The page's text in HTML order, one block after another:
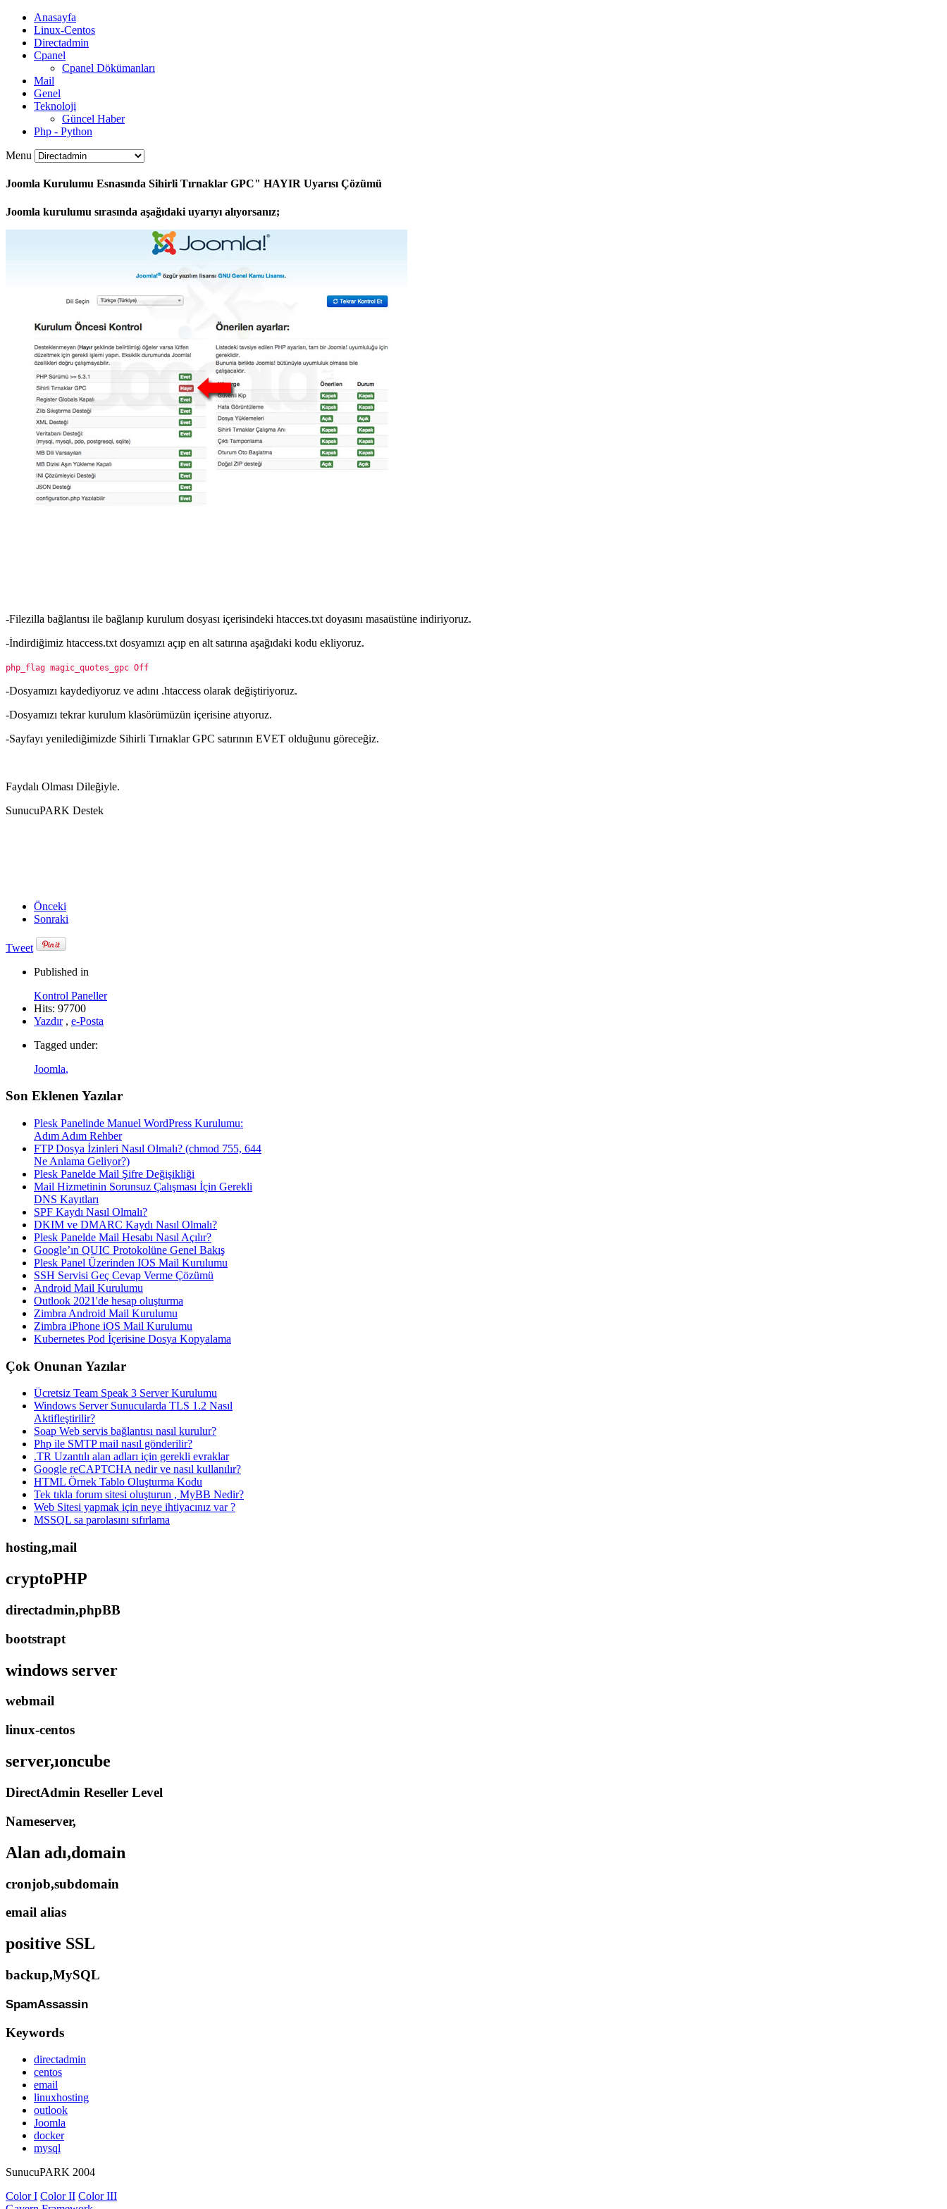
Anasayfa
Linux-Centos
Directadmin
Cpanel
Cpanel Dökümanları
Mail
Genel
Teknoloji
Güncel Haber
Php - Python
Menu
Joomla Kurulumu Esnasında Sihirli Tırnaklar GPC" HAYIR Uyarısı Çözümü
Joomla kurulumu sırasında aşağıdaki uyarıyı alıyorsanız;
-Filezilla bağlantısı ile bağlanıp kurulum dosyası içerisindeki htacces.txt doyasını masaüstüne indiriyoruz.
-İndirdiğimiz htaccess.txt dosyamızı açıp en alt satırına aşağıdaki kodu ekliyoruz.
php_flag magic_quotes_gpc Off
-Dosyamızı kaydediyoruz ve adını .htaccess olarak değiştiriyoruz.
-Dosyamızı tekrar kurulum klasörümüzün içerisine atıyoruz.
-Sayfayı yenilediğimizde Sihirli Tırnaklar GPC satırının EVET olduğunu göreceğiz.
Faydalı Olması Dileğiyle.
SunucuPARK Destek
Önceki
Sonraki
Tweet
Published in
Kontrol Paneller
Hits: 97700
Yazdır, e-Posta
Tagged under:
Joomla,
Son Eklenen Yazılar
Plesk Panelinde Manuel WordPress Kurulumu:
Adım Adım Rehber
FTP Dosya İzinleri Nasıl Olmalı? (chmod 755, 644
Ne Anlama Geliyor?)
Plesk Panelde Mail Şifre Değişikliği
Mail Hizmetinin Sorunsuz Çalışması İçin Gerekli
DNS Kayıtları
SPF Kaydı Nasıl Olmalı?
DKIM ve DMARC Kaydı Nasıl Olmalı?
Plesk Panelde Mail Hesabı Nasıl Açılır?
Google’ın QUIC Protokolüne Genel Bakış
Plesk Panel Üzerinden IOS Mail Kurulumu
SSH Servisi Geç Cevap Verme Çözümü
Android Mail Kurulumu
Outlook 2021'de hesap oluşturma
Zimbra Android Mail Kurulumu
Zimbra iPhone iOS Mail Kurulumu
Kubernetes Pod İçerisine Dosya Kopyalama
Çok Onunan Yazılar
Ücretsiz Team Speak 3 Server Kurulumu
Windows Server Sunucularda TLS 1.2 Nasıl
Aktifleştirilir?
Soap Web servis bağlantısı nasıl kurulur?
Php ile SMTP mail nasıl gönderilir?
.TR Uzantılı alan adları için gerekli evraklar
Google reCAPTCHA nedir ve nasıl kullanılır?
HTML Örnek Tablo Oluşturma Kodu
Tek tıkla forum sitesi oluşturun , MyBB Nedir?
Web Sitesi yapmak için neye ihtiyacınız var ?
MSSQL sa parolasını sıfırlama
hosting,mail
cryptoPHP
directadmin,phpBB
bootstrapt
windows server
webmail
linux-centos
server,ıoncube
DirectAdmin Reseller Level
Nameserver,
Alan adı,domain
cronjob,subdomain
email alias
positive SSL
backup,MySQL
SpamAssassin
Keywords
directadmin
centos
email
linuxhosting
outlook
Joomla
docker
mysql
SunucuPARK 2004
Color I Color II Color III